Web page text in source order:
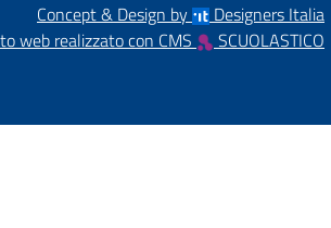
Concept & Design by
Designers Italia
web realizzato con CMS
SCUOLASTICO